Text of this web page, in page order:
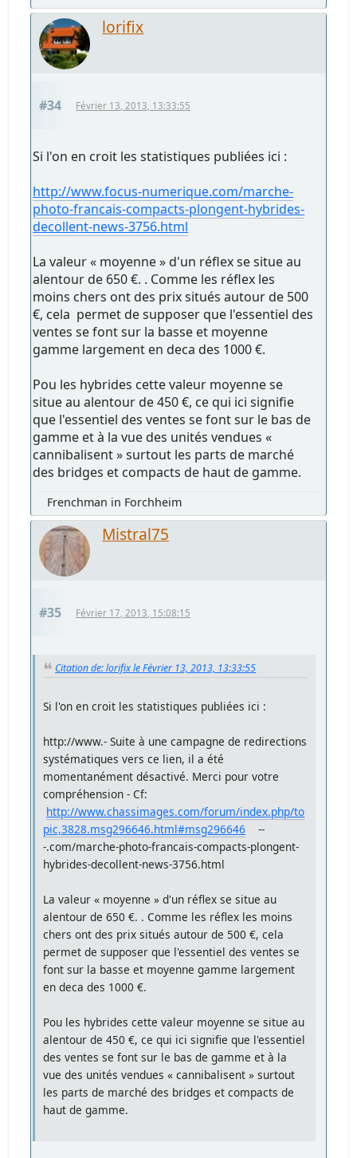
lorifix
#34 Février 13, 2013, 13:33:55
Si l'on en croit les statistiques publiées ici :
http://www.focus-numerique.com/marche-
photo-francais-compacts-plongent-hybrides-
decollent-news-3756.html
La valeur « moyenne » d'un réflex se situe au
alentour de 650 €. . Comme les réflex les
moins chers ont des prix situés autour de 500
€, cela permet de supposer que l'essentiel des
ventes se font sur la basse et moyenne
gamme largement en deca des 1000 €.
Pou les hybrides cette valeur moyenne se
situe au alentour de 450 €, ce qui ici signifie
que l'essentiel des ventes se font sur le bas de
gamme et à la vue des unités vendues «
cannibalisent » surtout les parts de marché
des bridges et compacts de haut de gamme.
Frenchman in Forchheim
Mistral75
#35 Février 17, 2013, 15:08:15
Citation de: lorifix le Février 13, 2013, 13:33:55
Si l'on en croit les statistiques publiées ici :
http://www.- Suite à une campagne de redirections
systématiques vers ce lien, il a été
momentanément désactivé. Merci pour votre
compréhension - Cf:
http://www.chassimages.com/forum/index.php/to
pic,3828.msg296646.html#msg296646 --
-.com/marche-photo-francais-compacts-plongent-
hybrides-decollent-news-3756.html
La valeur « moyenne » d'un réflex se situe au
alentour de 650 €. . Comme les réflex les moins
chers ont des prix situés autour de 500 €, cela
permet de supposer que l'essentiel des ventes se
font sur la basse et moyenne gamme largement
en deca des 1000 €.
Pou les hybrides cette valeur moyenne se situe au
alentour de 450 €, ce qui ici signifie que l'essentiel
des ventes se font sur le bas de gamme et à la
vue des unités vendues « cannibalisent » surtout
les parts de marché des bridges et compacts de
haut de gamme.